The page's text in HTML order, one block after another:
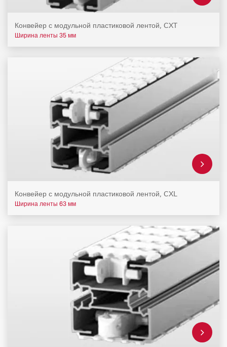
Конвейер с модульной пластиковой лентой, CXT
Ширина ленты 35 мм
Конвейер с модульной пластиковой лентой, CXL
Ширина ленты 63 мм